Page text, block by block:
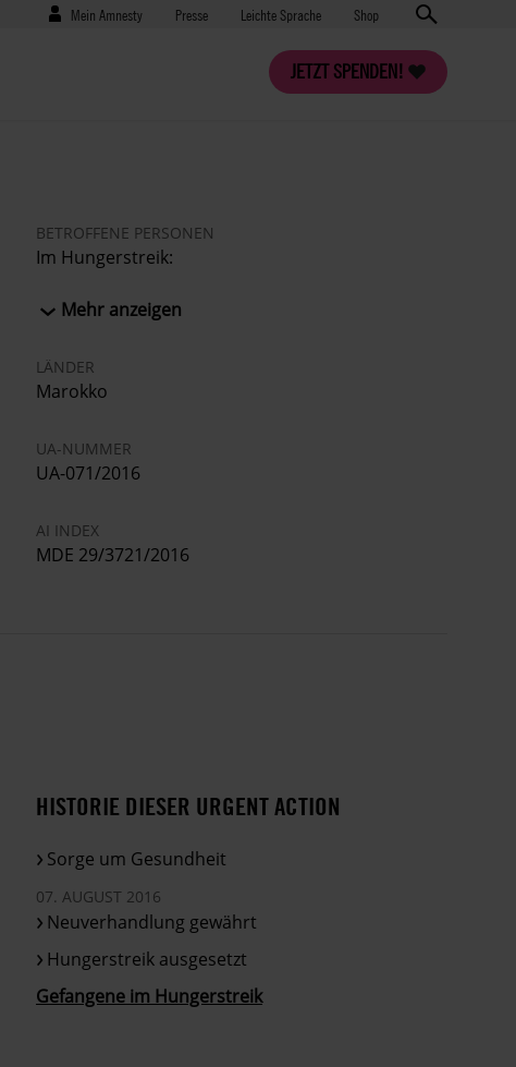
Benutzermenü
Mein Amnesty Presse
Presse Leichte Sprache Shop
JETZT SPENDEN!
BETROFFENE PERSONEN
Im Hungerstreik:
AHMED SBAÏI
NAÂMA ASFARI
HASSAN DAH
MOHAMED BANI
SIDI ABDALLAH ABHAH
BACHIR KHADDA
DAICH DAF
MOHAMED KHOUNA BABEIT
LARBI ELBAKAI
Mehr anzeigen
LÄNDER
Marokko
UA-NUMMER
UA-071/2016
AI INDEX
MDE 29/3721/2016
HISTORIE DIESER URGENT ACTION
Sorge um Gesundheit
07. AUGUST 2016
Neuverhandlung gewährt
Hungerstreik ausgesetzt
Gefangene im Hungerstreik